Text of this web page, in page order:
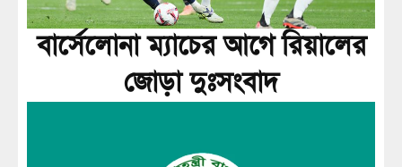
বার্সেলোনা ম্যাচের আগে রিয়ালের
জোড়া দুঃসংবাদ